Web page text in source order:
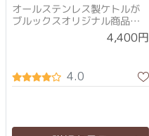
オールステンレス製ケトルが
ブルックスオリジナル商品で
4,400円
4.0